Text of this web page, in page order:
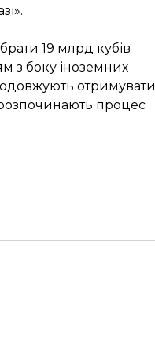
19 млрд кубів
з боку іноземних
отримувати
процес